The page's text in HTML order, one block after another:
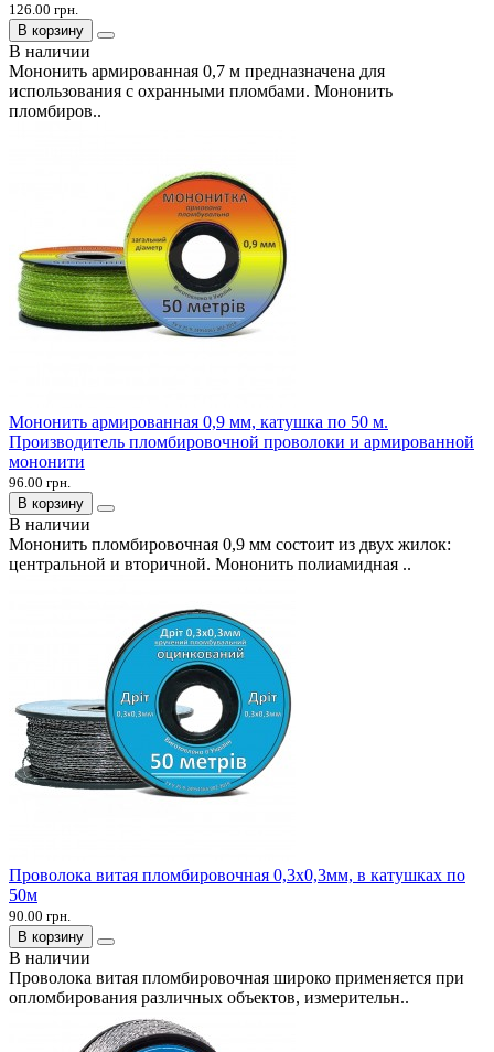
126.00 грн.
В корзину
В наличии
Мононить армированная 0,7 м предназначена для
использования с охранными пломбами. Мононить
пломбиров..
Мононить армированная 0,9 мм, катушка по 50 м.
Производитель пломбировочной проволоки и армированной
мононити
96.00 грн.
В корзину
В наличии
Мононить пломбировочная 0,9 мм состоит из двух жилок:
центральной и вторичной. Мононить полиамидная ..
Проволока витая пломбировочная 0,3х0,3мм, в катушках по
50м
90.00 грн.
В корзину
В наличии
Проволока витая пломбировочная широко применяется при
опломбирования различных объектов, измерительн..